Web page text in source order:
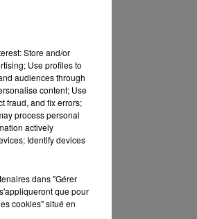
Store and/or
Use profiles to
audiences through
content; Use
fraud, and fix errors;
process personal
actively
Identify devices
dans "Gérer
que pour
cookies" situé en